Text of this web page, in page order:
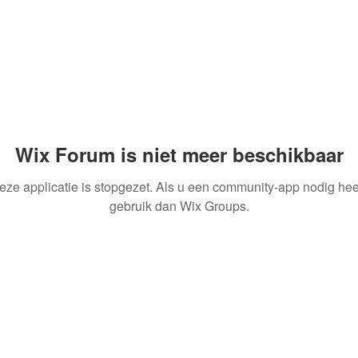
Wix Forum is niet meer beschikbaar
applicatie is stopgezet. Als u een community-app nodig
gebruik dan Wix Groups.